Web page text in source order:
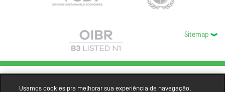
Sitemap
Usamos cookies pra melhorar sua experiência de navegação,